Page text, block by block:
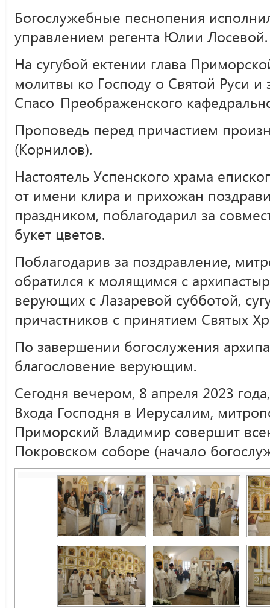
Богослужебные песнопения
управлением регента Юлии Лосевой.
На сугубой ектении глава
молитвы ко Господу о Святой Руси и
Спасо-Преображенского
Проповедь перед причастием
(Корнилов).
Настоятель Успенского храма
от имени клира и прихожан
праздником, поблагодарил за
букет цветов.
Поблагодарив за поздравление,
обратился к молящимся с
верующих с Лазаревой субботой,
причастников с принятием Святых
По завершении богослужения
благословение верующим.
Сегодня вечером, 8 апреля 2023
Входа Господня в Иерусалим,
Приморский Владимир совершит
Покровском соборе (начало